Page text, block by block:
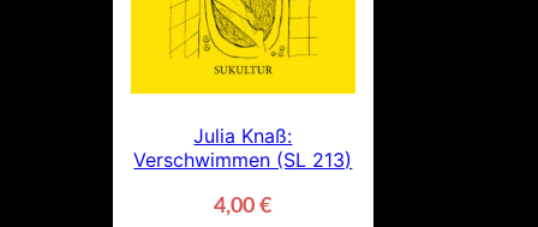
Julia Knaß:
Verschwimmen (SL 213)
4,00€